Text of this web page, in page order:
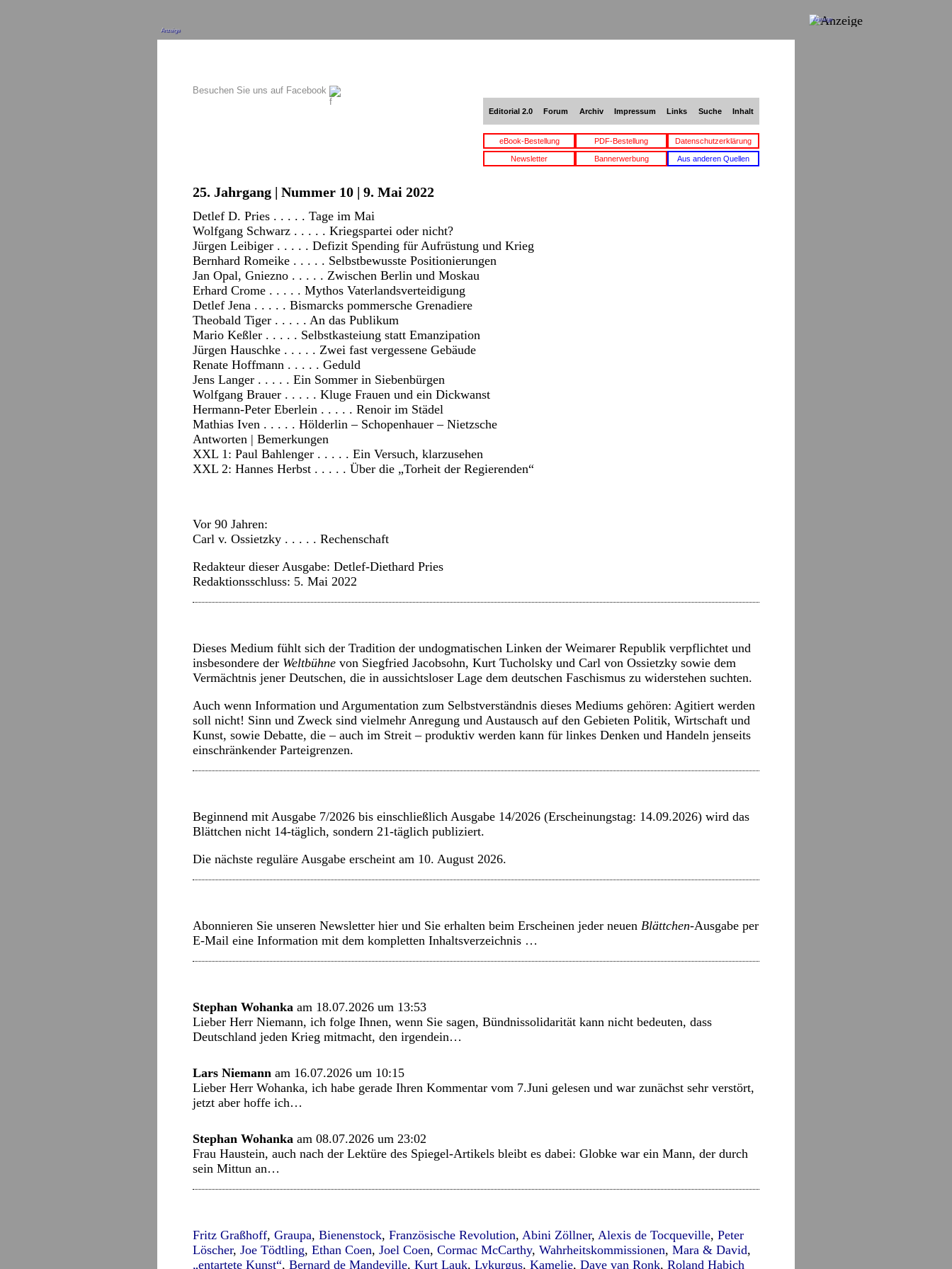
Anzeige
Besuchen Sie uns auf Facebook
Editorial 2.0 Forum Archiv Impressum Links Suche Inhalt
eBook-Bestellung PDF-Bestellung Datenschutzerklärung
Newsletter Bannerwerbung Aus anderen Quellen
25. Jahrgang | Nummer 10 | 9. Mai 2022
Detlef D. Pries . . . . . Tage im Mai
Wolfgang Schwarz . . . . . Kriegspartei oder nicht?
Jürgen Leibiger . . . . . Defizit Spending für Aufrüstung und Krieg
Bernhard Romeike . . . . . Selbstbewusste Positionierungen
Jan Opal, Gniezno . . . . . Zwischen Berlin und Moskau
Erhard Crome . . . . . Mythos Vaterlandsverteidigung
Detlef Jena . . . . . Bismarcks pommersche Grenadiere
Theobald Tiger . . . . . An das Publikum
Mario Keßler . . . . . Selbstkasteiung statt Emanzipation
Jürgen Hauschke . . . . . Zwei fast vergessene Gebäude
Renate Hoffmann . . . . . Geduld
Jens Langer . . . . . Ein Sommer in Siebenbürgen
Wolfgang Brauer . . . . . Kluge Frauen und ein Dickwanst
Hermann-Peter Eberlein . . . . . Renoir im Städel
Mathias Iven . . . . . Hölderlin – Schopenhauer – Nietzsche
Antworten | Bemerkungen
XXL 1: Paul Bahlenger . . . . . Ein Versuch, klarzusehen
XXL 2: Hannes Herbst . . . . . Über die „Torheit der Regierenden“
Vor 90 Jahren:
Carl v. Ossietzky . . . . . Rechenschaft
Redakteur dieser Ausgabe: Detlef-Diethard Pries
Redaktionsschluss: 5. Mai 2022
Dieses Medium fühlt sich der Tradition der undogmatischen Linken der Weimarer Republik verpflichtet und
insbesondere der Weltbühne von Siegfried Jacobsohn, Kurt Tucholsky und Carl von Ossietzky sowie dem
Vermächtnis jener Deutschen, die in aussichtsloser Lage dem deutschen Faschismus zu widerstehen suchten.
Auch wenn Information und Argumentation zum Selbstverständnis dieses Mediums gehören: Agitiert werden
soll nicht! Sinn und Zweck sind vielmehr Anregung und Austausch auf den Gebieten Politik, Wirtschaft und
Kunst, sowie Debatte, die – auch im Streit – produktiv werden kann für linkes Denken und Handeln jenseits
einschränkender Parteigrenzen.
Beginnend mit Ausgabe 7/2026 bis einschließlich Ausgabe 14/2026 (Erscheinungstag: 14.09.2026) wird das
Blättchen nicht 14-täglich, sondern 21-täglich publiziert.
Die nächste reguläre Ausgabe erscheint am 10. August 2026.
Abonnieren Sie unseren Newsletter hier und Sie erhalten beim Erscheinen jeder neuen Blättchen-Ausgabe per
E-Mail eine Information mit dem kompletten Inhaltsverzeichnis …
Stephan Wohanka am 18.07.2026 um 13:53
Lieber Herr Niemann, ich folge Ihnen, wenn Sie sagen, Bündnissolidarität kann nicht bedeuten, dass
Deutschland jeden Krieg mitmacht, den irgendein…
Lars Niemann am 16.07.2026 um 10:15
Lieber Herr Wohanka, ich habe gerade Ihren Kommentar vom 7.Juni gelesen und war zunächst sehr verstört,
jetzt aber hoffe ich…
Stephan Wohanka am 08.07.2026 um 23:02
Frau Haustein, auch nach der Lektüre des Spiegel-Artikels bleibt es dabei: Globke war ein Mann, der durch
sein Mittun an…
Fritz Graßhoff, Graupa, Bienenstock, Französische Revolution, Abini Zöllner, Alexis de Tocqueville, Peter
Löscher, Joe Tödtling, Ethan Coen, Joel Coen, Cormac McCarthy, Wahrheitskommissionen, Mara & David,
„entartete Kunst“, Bernard de Mandeville, Kurt Lauk, Lykurgus, Kamelie, Dave van Ronk, Roland Habich
Anzeige